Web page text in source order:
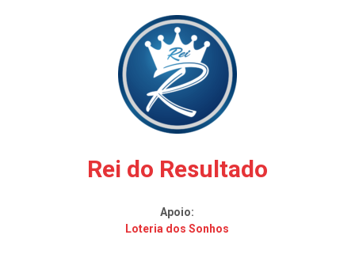
Rei do Resultado
Apoio:
Loteria dos Sonhos